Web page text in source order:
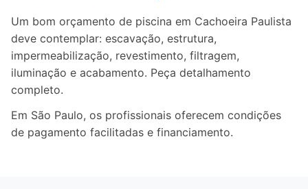
Um bom orçamento de piscina em Cachoeira Paulista
deve contemplar: escavação, estrutura,
impermeabilização, revestimento, filtragem,
iluminação e acabamento. Peça detalhamento
completo.
Em São Paulo, os profissionais oferecem condições
de pagamento facilitadas e financiamento.